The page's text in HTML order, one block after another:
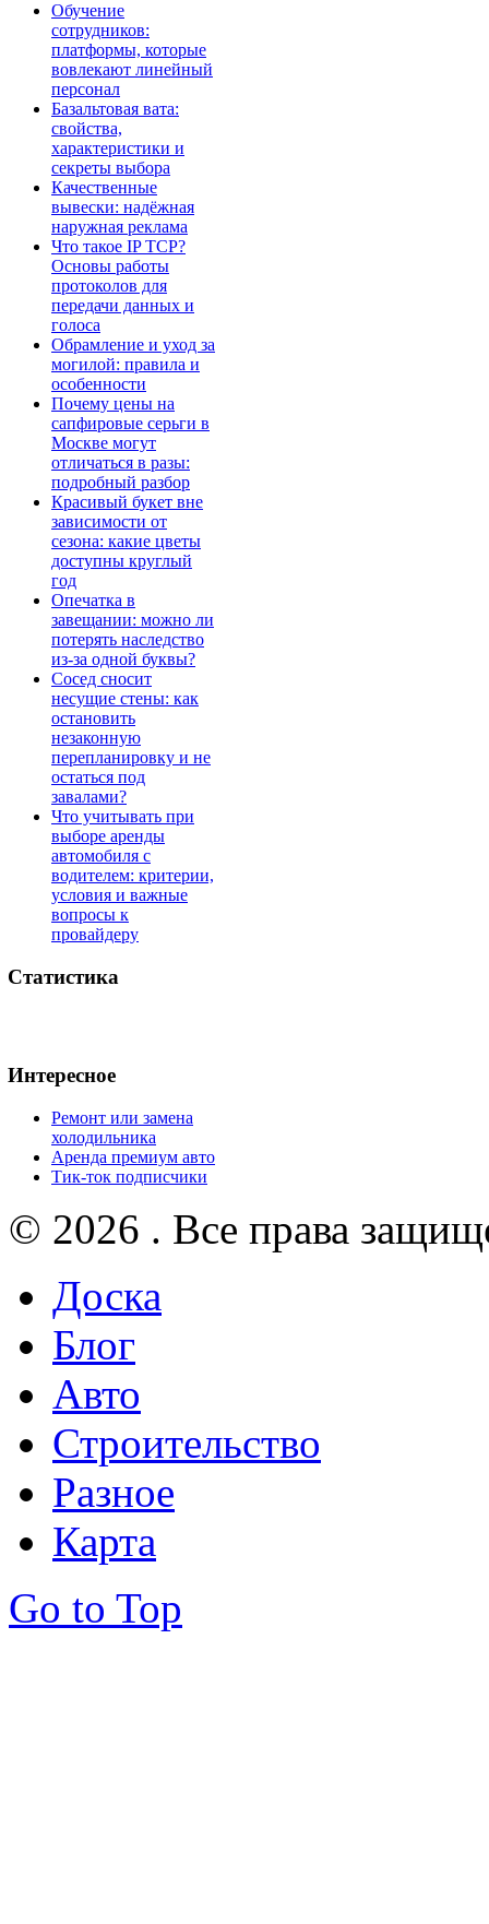
Обучение
сотрудников:
платформы, которые
вовлекают линейный
персонал
Базальтовая вата:
свойства,
характеристики и
секреты выбора
Качественные
вывески: надёжная
наружная реклама
Что такое IP TCP?
Основы работы
протоколов для
передачи данных и
голоса
Обрамление и уход за
могилой: правила и
особенности
Почему цены на
сапфировые серьги в
Москве могут
отличаться в разы:
подробный разбор
Красивый букет вне
зависимости от
сезона: какие цветы
доступны круглый
год
Опечатка в
завещании: можно ли
потерять наследство
из-за одной буквы?
Сосед сносит
несущие стены: как
остановить
незаконную
перепланировку и не
остаться под
завалами?
Что учитывать при
выборе аренды
автомобиля с
водителем: критерии,
условия и важные
вопросы к
провайдеру
Статистика
Интересное
Ремонт или замена
холодильника
Аренда премиум авто
Тик-ток подписчики
© 2026 . Все права
Доска
Блог
Авто
Строительство
Разное
Карта
Go to Top